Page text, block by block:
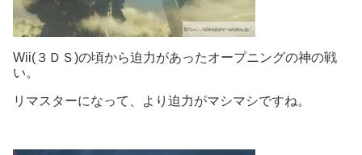
Wii(３ＤＳ)の頃から迫力があったオープニングの神の戦
い。
リマスターになって、より迫力がマシマシですね。